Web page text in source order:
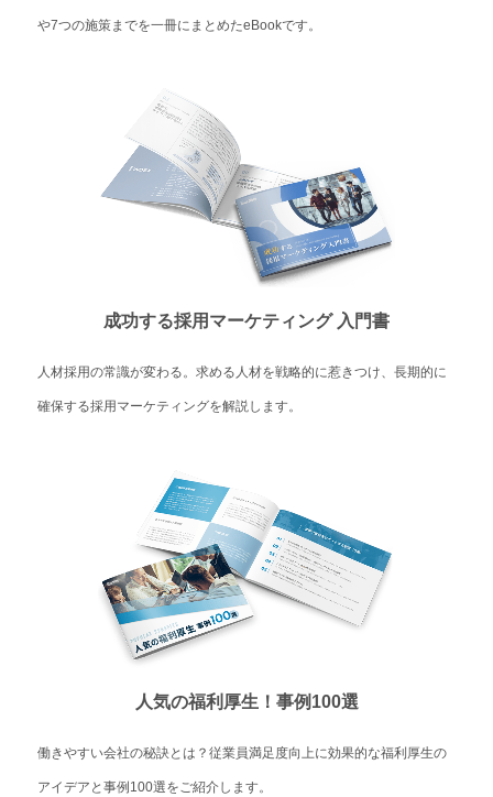
や7つの施策までを一冊にまとめたeBookです。
成功する採用マーケティング 入門書
人材採用の常識が変わる。求める人材を戦略的に惹きつけ、長期的に
確保する採用マーケティングを解説します。
人気の福利厚生！事例100選
働きやすい会社の秘訣とは？従業員満足度向上に効果的な福利厚生の
アイデアと事例100選をご紹介します。